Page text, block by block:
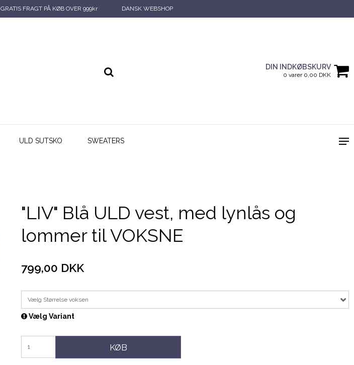
GRATIS FRAGT PÅ KØB OVER 999kr DANSK WEBSHOP
DIN INDKØBSKURV
0 varer 0,00 DKK
ULD SUTSKO SWEATERS
"LIV" Blå ULD vest, med lynlås og
lommer til VOKSNE
799,00 DKK
Vælg Størrelse voksen
Vælg Variant
KØB